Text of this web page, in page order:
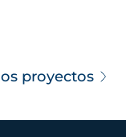
proyectos